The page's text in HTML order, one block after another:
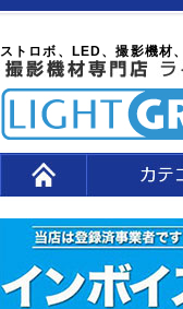
ストロボ、LED、撮影機材